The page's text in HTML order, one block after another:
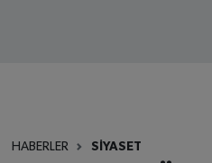
HABERLER SİYASET